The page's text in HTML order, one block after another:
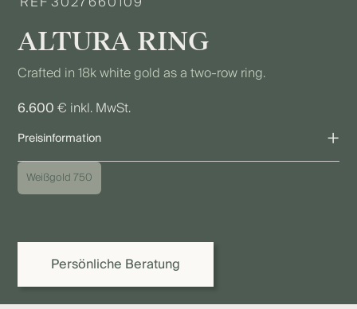
ALTURA RING
Crafted in 18k white gold as a two-row ring.
6.600€ inkl. MwSt.
Preisinformation +
Der angegebene Preis bezieht sich auf die gezeigte Ausführung.
Aufgrund individueller Ausführungen sowie Schwankungen bei
Weißgold 750
Persönliche Beratung